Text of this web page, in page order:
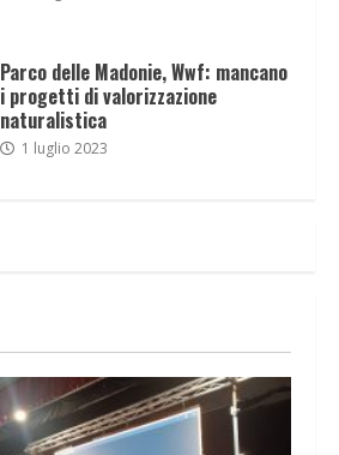
Parco delle Madonie, Wwf: mancano
i progetti di valorizzazione
naturalistica
1 luglio 2023